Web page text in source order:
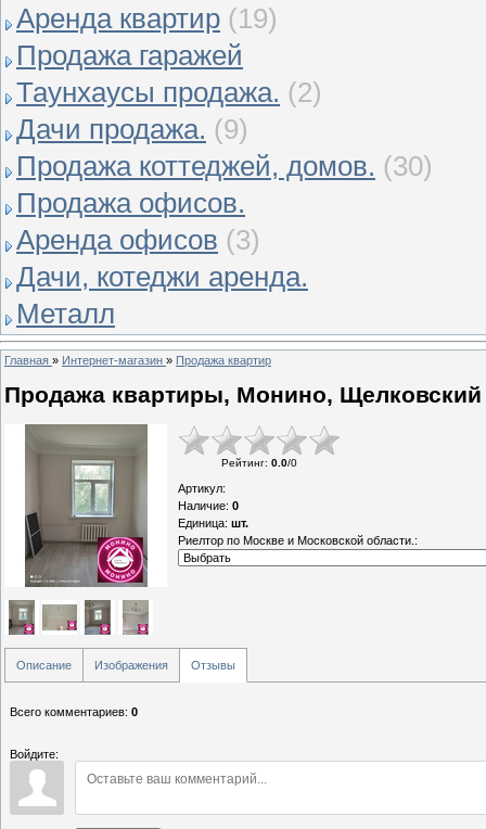
Аренда квартир (19)
Продажа гаражей
Таунхаусы продажа. (2)
Дачи продажа. (9)
Продажа коттеджей, домов. (30)
Продажа офисов.
Аренда офисов (3)
Дачи, котеджи аренда.
Металл
Главная » Интернет-магазин » Продажа квартир
Продажа квартиры, Монино, Щелковский
Рейтинг: 0.0/0
Артикул:
Наличие: 0
Единица: шт.
Риелтор по Москве и Московской области.:
Описание Изображения Отзывы
Всего комментариев: 0
Войдите: